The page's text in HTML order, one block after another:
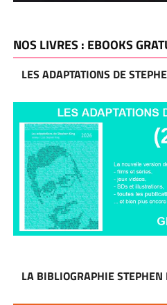
NOS LIVRES : EBOOKS
LES ADAPTATIONS DE
LA BIBLIOGRAPHIE STEPHEN